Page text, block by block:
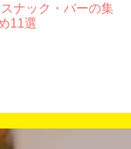
ナック・バーの集
11選